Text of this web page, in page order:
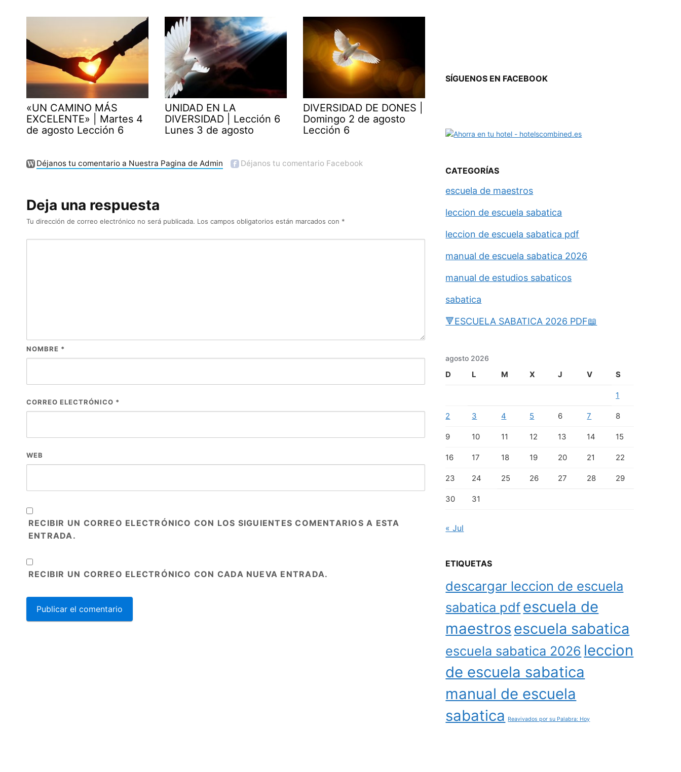
«UN CAMINO MÁS
EXCELENTE» | Martes 4
de agosto Lección 6
UNIDAD EN LA
DIVERSIDAD | Lección 6
Lunes 3 de agosto
DIVERSIDAD DE DONES |
Domingo 2 de agosto
Lección 6
Déjanos tu comentario a Nuestra Pagina de Admin Déjanos tu comentario Facebook
Deja una respuesta
Tu dirección de correo electrónico no será publicada. Los campos obligatorios están marcados con *
NOMBRE *
CORREO ELECTRÓNICO *
WEB
RECIBIR UN CORREO ELECTRÓNICO CON LOS SIGUIENTES COMENTARIOS A ESTA
ENTRADA.
RECIBIR UN CORREO ELECTRÓNICO CON CADA NUEVA ENTRADA.
SÍGUENOS EN FACEBOOK
CATEGORÍAS
escuela de maestros
leccion de escuela sabatica
leccion de escuela sabatica pdf
manual de escuela sabatica 2026
manual de estudios sabaticos
sabatica
🔻ESCUELA SABATICA 2026 PDF📖
agosto 2026
D L M X J V S
1
2 3 4 5 6 7 8
9 10 11 12 13 14 15
16 17 18 19 20 21 22
23 24 25 26 27 28 29
30 31
« Jul
ETIQUETAS
descargar leccion de escuela
sabatica pdfescuela de
maestros escuela sabatica
escuela sabatica 2026 leccion
de escuela sabatica
manual de escuela
sabatica
Reavivados por su Palabra: Hoy